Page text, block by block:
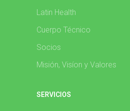
Latin Health
Cuerpo Técnico
Socios
Misión, Visíon y Valores
SERVICIOS